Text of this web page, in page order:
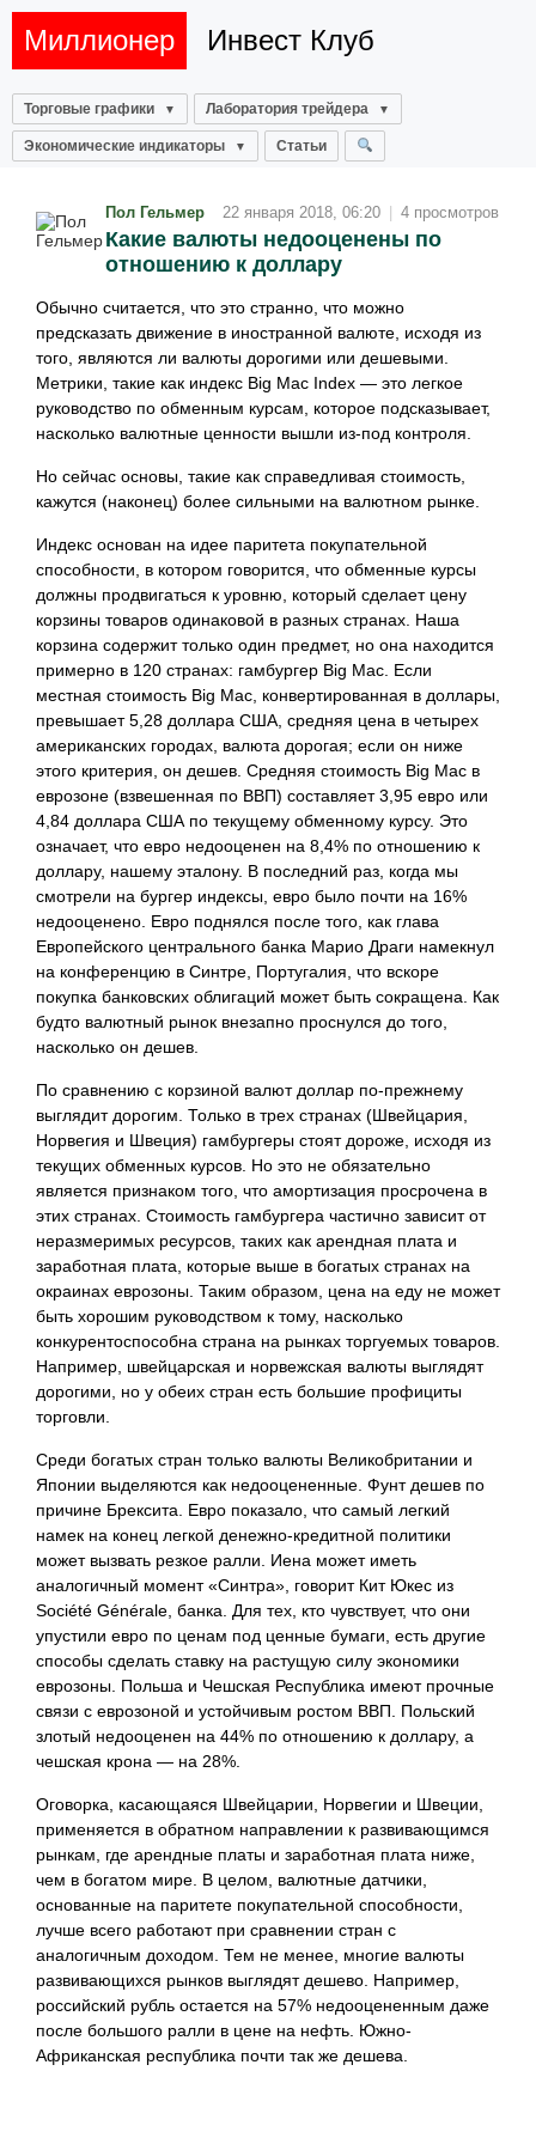
Миллионер Инвест Клуб
Торговые графики Лаборатория трейдера
Экономические индикаторы Статьи
Пол Гельмер 22 января 2018, 06:20 4 просмотров
Какие валюты недооценены по
отношению к доллару
Обычно считается, что это странно, что можно
предсказать движение в иностранной валюте, исходя из
того, являются ли валюты дорогими или дешевыми.
Метрики, такие как индекс Big Mac Index — это легкое
руководство по обменным курсам, которое подсказывает,
насколько валютные ценности вышли из-под контроля.
Но сейчас основы, такие как справедливая стоимость,
кажутся (наконец) более сильными на валютном рынке.
Индекс основан на идее паритета покупательной
способности, в котором говорится, что обменные курсы
должны продвигаться к уровню, который сделает цену
корзины товаров одинаковой в разных странах. Наша
корзина содержит только один предмет, но она находится
примерно в 120 странах: гамбургер Big Mac. Если
местная стоимость Big Mac, конвертированная в доллары,
превышает 5,28 доллара США, средняя цена в четырех
американских городах, валюта дорогая; если он ниже
этого критерия, он дешев. Средняя стоимость Big Mac в
еврозоне (взвешенная по ВВП) составляет 3,95 евро или
4,84 доллара США по текущему обменному курсу. Это
означает, что евро недооценен на 8,4% по отношению к
доллару, нашему эталону. В последний раз, когда мы
смотрели на бургер индексы, евро было почти на 16%
недооценено. Евро поднялся после того, как глава
Европейского центрального банка Марио Драги намекнул
на конференцию в Синтре, Португалия, что вскоре
покупка банковских облигаций может быть сокращена. Как
будто валютный рынок внезапно проснулся до того,
насколько он дешев.
По сравнению с корзиной валют доллар по-прежнему
выглядит дорогим. Только в трех странах (Швейцария,
Норвегия и Швеция) гамбургеры стоят дороже, исходя из
текущих обменных курсов. Но это не обязательно
является признаком того, что амортизация просрочена в
этих странах. Стоимость гамбургера частично зависит от
неразмеримых ресурсов, таких как арендная плата и
заработная плата, которые выше в богатых странах на
окраинах еврозоны. Таким образом, цена на еду не может
быть хорошим руководством к тому, насколько
конкурентоспособна страна на рынках торгуемых товаров.
Например, швейцарская и норвежская валюты выглядят
дорогими, но у обеих стран есть большие профициты
торговли.
Среди богатых стран только валюты Великобритании и
Японии выделяются как недооцененные. Фунт дешев по
причине Брексита. Евро показало, что самый легкий
намек на конец легкой денежно-кредитной политики
может вызвать резкое ралли. Иена может иметь
аналогичный момент «Синтра», говорит Кит Юкес из
Société Générale, банка. Для тех, кто чувствует, что они
упустили евро по ценам под ценные бумаги, есть другие
способы сделать ставку на растущую силу экономики
еврозоны. Польша и Чешская Республика имеют прочные
связи с еврозоной и устойчивым ростом ВВП. Польский
злотый недооценен на 44% по отношению к доллару, а
чешская крона — на 28%.
Оговорка, касающаяся Швейцарии, Норвегии и Швеции,
применяется в обратном направлении к развивающимся
рынкам, где арендные платы и заработная плата ниже,
чем в богатом мире. В целом, валютные датчики,
основанные на паритете покупательной способности,
лучше всего работают при сравнении стран с
аналогичным доходом. Тем не менее, многие валюты
развивающихся рынков выглядят дешево. Например,
российский рубль остается на 57% недооцененным даже
после большого ралли в цене на нефть. Южно-
Африканская республика почти так же дешева.